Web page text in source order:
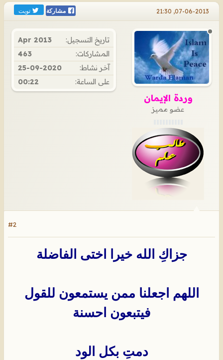
07-06-2013, 21:30 مشاركة تويت
وردة الإيمان
عضو مميز
تاريخ التسجيل:
Apr 2013
المشاركات:
463
آخر نشاط:
25-09-2020
على الساعة:
00:22
#2
جزاكِ الله خيرا اختى الفاضلة
اللهم اجعلنا ممن يستمعون للقول
فيتبعون احسنة
دمتِ بكل الود